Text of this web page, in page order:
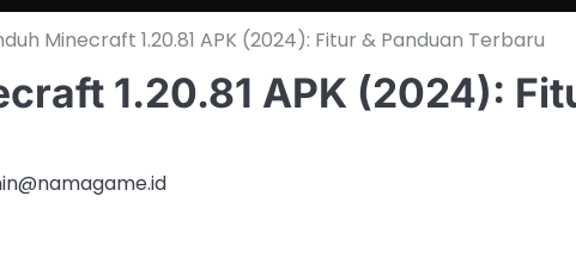
Minecraft 1.20.81 APK (2024): Fitur & Panduan Terbaru
1.20.81 APK (2024):